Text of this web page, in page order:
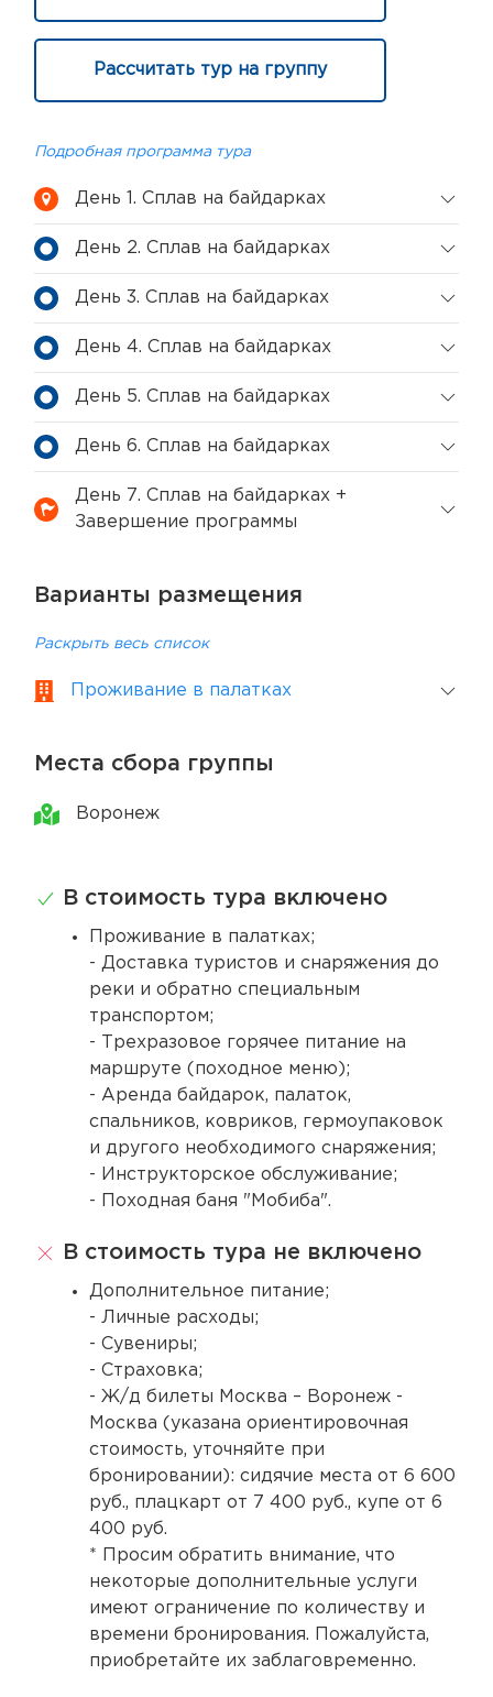
Рассчитать тур на группу
Подробная программа тура
День 1. Сплав на байдарках
День 2. Сплав на байдарках
День 3. Сплав на байдарках
День 4. Сплав на байдарках
День 5. Сплав на байдарках
День 6. Сплав на байдарках
День 7. Сплав на байдарках +
Завершение программы
Варианты размещения
Раскрыть весь список
Проживание в палатках
Места сбора группы
Воронеж
В стоимость тура включено
Проживание в палатках;
- Доставка туристов и снаряжения до
реки и обратно специальным
транспортом;
- Трехразовое горячее питание на
маршруте (походное меню);
- Аренда байдарок, палаток,
спальников, ковриков, гермоупаковок
и другого необходимого снаряжения;
- Инструкторское обслуживание;
- Походная баня "Мобиба".
В стоимость тура не включено
Дополнительное питание;
- Личные расходы;
- Сувениры;
- Страховка;
- Ж/д билеты Москва – Воронеж -
Москва (указана ориентировочная
стоимость, уточняйте при
бронировании): сидячие места от 6 600
руб., плацкарт от 7 400 руб., купе от 6
400 руб.
* Просим обратить внимание, что
некоторые дополнительные услуги
имеют ограничение по количеству и
времени бронирования. Пожалуйста,
приобретайте их заблаговременно.